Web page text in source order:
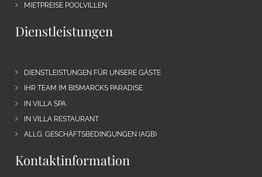
MIETPREISE POOLVILLEN
Dienstleistungen
DIENSTLEISTUNGEN FÜR UNSERE GÄSTE
IHR TEAM IM BISMARCKS PARADISE
IN VILLA SPA
IN VILLA RESTAURANT
ALLG. GESCHÄFTSBEDINGUNGEN (AGB)
Kontaktinformation